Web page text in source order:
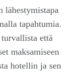
lähestymistapa
tapahtumia.
että
maksamiseen
hotellin ja sen